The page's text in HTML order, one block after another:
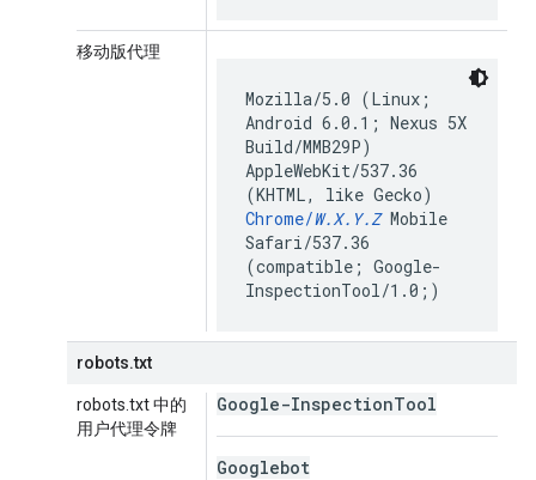
移动版代理
Mozilla/5.0 (Linux;
Android 6.0.1; Nexus 5X
Build/MMB29P)
AppleWebKit/537.36
(KHTML, like Gecko)
Chrome/W.X.Y.ZMobile
Safari/537.36
(compatible; Google-
InspectionTool/1.0;)
robots.txt
robots.txt 中的
用户代理令牌
Google-InspectionTool
Googlebot